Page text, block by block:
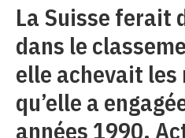
La Suisse ferait
dans le
elle achevait les
qu’elle a
années 1990.